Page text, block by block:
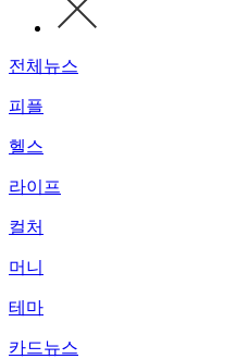
전체뉴스
피플
헬스
라이프
컬처
머니
테마
카드뉴스